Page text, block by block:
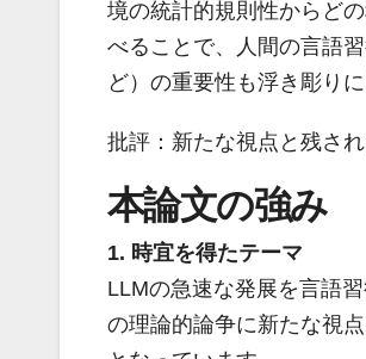
境の統計的規則性からど
べることで、人間の言語
ど）の重要性も浮き彫りに
批評：新たな視点と残さ
本論文の強み
1. 時宜を得たテーマ
LLMの急速な発展を言語
の理論的論争に新たな視